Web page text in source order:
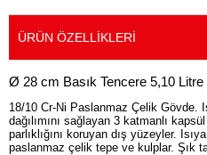
ÜRÜN ÖZELLIKLERI
Ø 28 cm Basık Tencere 5,10 Litre
18/10 Cr-Ni Paslanmaz Çelik Gövde.
dağılımını sağlayan 3 katmanlı
parlıklığını koruyan dış yüzeyler.
paslanmaz çelik tepe ve kulplar. Şık